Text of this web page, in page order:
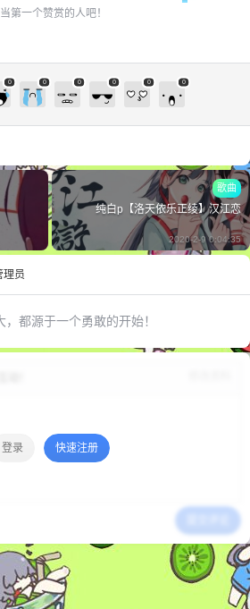
第一个赞赏的人吧！
0 0 0 0 0 0
歌曲
纯白p【洛天依乐正绫】汉江恋
2020-2-9 0:04:35
理员
，都源于一个勇敢的开始！
登录 快速注册